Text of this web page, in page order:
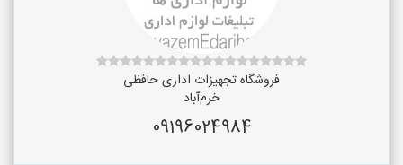
فروشگاه تجهیزات اداری حافظی
خرم‌آباد
09196024984